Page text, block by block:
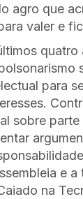
agro que
valer e
quatro
para
sobre
e a
na